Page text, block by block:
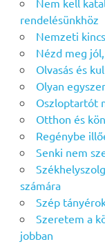
Nem kell
rendelésünkhöz
Nemzeti
Nézd meg
Olvasás és
Olyan
Oszloptartót
Otthon és
Regénybe
Senki nem
számára
Szép
Szeretem a
jobban